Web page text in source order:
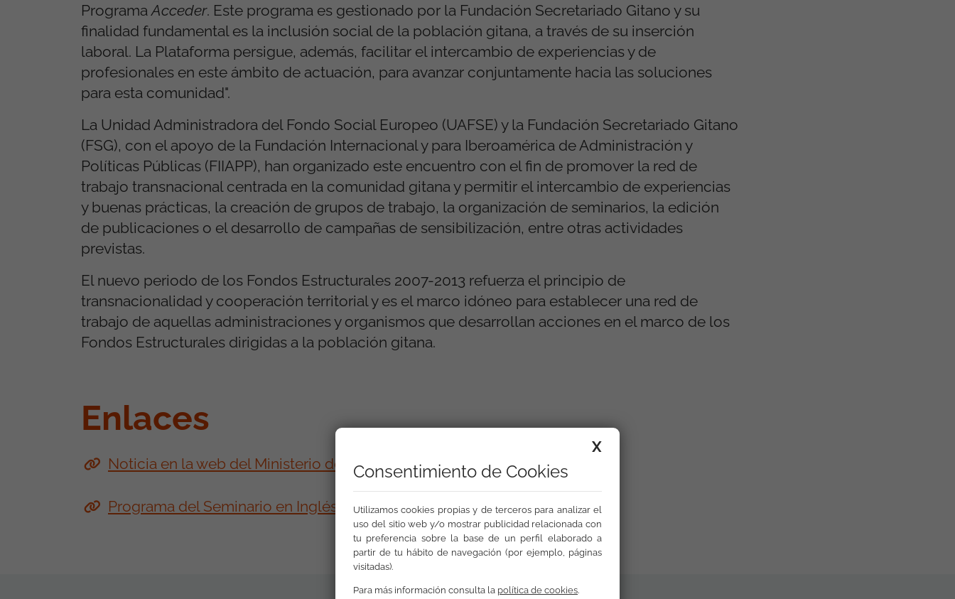
Programa Acceder. Este programa es gestionado por la Fundación Secretariado Gitano y su
finalidad fundamental es la inclusión social de la población gitana, a través de su inserción
laboral. La Plataforma persigue, además, facilitar el intercambio de experiencias y de
profesionales en este ámbito de actuación, para avanzar conjuntamente hacia las soluciones
para esta comunidad".
La Unidad Administradora del Fondo Social Europeo (UAFSE) y la Fundación Secretariado Gitano
(FSG), con el apoyo de la Fundación Internacional y para Iberoamérica de Administración y
Políticas Públicas (FIIAPP), han organizado este encuentro con el fin de promover la red de
trabajo transnacional centrada en la comunidad gitana y permitir el intercambio de experiencias
y buenas prácticas, la creación de grupos de trabajo, la organización de seminarios, la edición
de publicaciones o el desarrollo de campañas de sensibilización, entre otras actividades
previstas.
El nuevo periodo de los Fondos Estructurales 2007-2013 refuerza el principio de
transnacionalidad y cooperación territorial y es el marco idóneo para establecer una red de
trabajo de aquellas administraciones y organismos que desarrollan acciones en el marco de los
Fondos Estructurales dirigidas a la población gitana.
Enlaces
Noticia en la web del Ministerio de Trabajo y Asuntos Sociales
Programa del Seminario en Inglés
X
Consentimiento de Cookies
Utilizamos cookies propias y de terceros para analizar el
uso del sitio web y/o mostrar publicidad relacionada con
tu preferencia sobre la base de un perfil elaborado a
partir de tu hábito de navegación (por ejemplo, páginas
visitadas).
Para más información consulta la política de cookies.